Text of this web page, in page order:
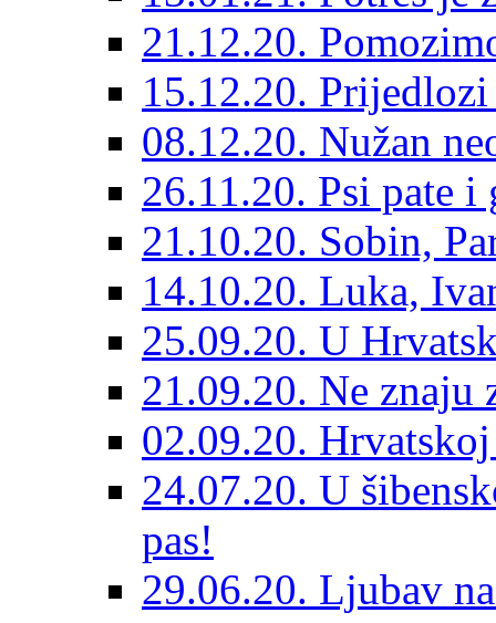
21.12.20.
15.12.20.
08.12.20. Nužan
26.11.20. Psi pate
21.10.20. Sobin,
14.10.20. Luka,
25.09.20. U
21.09.20. Ne znaju
02.09.20.
24.07.20. U
pas!
29.06.20. Ljubav